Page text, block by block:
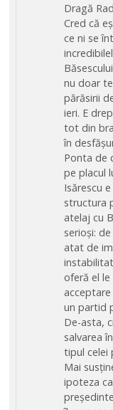
Dragă
Cred că
ce ni se
nu doar
părăsirii
ieri. E
tot din
în
Ponta de
pe placul
Isărescu
structura
atelaj cu
serioși:
atat de
oferă el
un partid
De-asta,
salvarea
tipul celei
Mai
ipoteza